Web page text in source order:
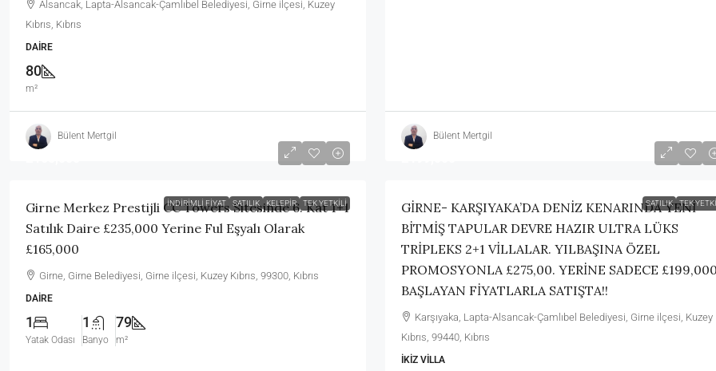
Alsancak, Lapta-Alsancak-Çamlıbel Belediyesi, Girne ilçesi, Kuzey
Kıbrıs, Kıbrıs
DAIRE
80
m²
Bülent Mertgil Bülent Mertgil
İNDIRIMLI FIYAT SATILIK KELEPIR TEK YETKILI
Girne Merkez Prestijli CC Towers Sitesinde 6. Kat 1+1
Satılık Daire £235,000 Yerine Ful Eşyalı Olarak
£165,000
Girne, Girne Belediyesi, Girne ilçesi, Kuzey Kıbrıs, 99300, Kıbrıs
DAIRE
1
Yatak Odası
1
Banyo
79
m²
SATILIK TEK
GİRNE- KARŞIYAKA’DA DENİZ KENARINDA YENİ
BİTMİŞ TAPULAR DEVRE HAZIR ULTRA LÜKS
TRİPLEKS 2+1 VİLLALAR. YILBAŞINA ÖZEL
PROMOSYONLA £275,00. YERİNE SADECE
BAŞLAYAN FİYATLARLA SATIŞTA!!
Karşıyaka, Lapta-Alsancak-Çamlıbel Belediyesi, Girne ilçesi, Kuzey
Kıbrıs, 99440, Kıbrıs
İKIZ VILLA